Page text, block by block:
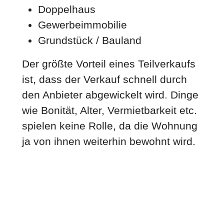
Doppelhaus
Gewerbeimmobilie
Grundstück / Bauland
Der größte Vorteil eines Teilverkaufs
ist, dass der Verkauf schnell durch
den Anbieter abgewickelt wird. Dinge
wie Bonität, Alter, Vermietbarkeit etc.
spielen keine Rolle, da die Wohnung
ja von ihnen weiterhin bewohnt wird.